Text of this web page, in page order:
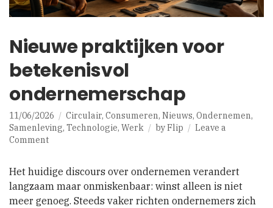
Nieuwe praktijken voor
betekenisvol
ondernemerschap
11/06/2026 Circulair, Consumeren, Nieuws, Ondernemen,
Samenleving, Technologie, Werk byFlip
Leave a
Commenton
voor
betekenisvol
ondernemerschap
Het huidige discours over ondernemen verandert
langzaam maar onmiskenbaar: winst alleen is niet
meer genoeg. Steeds vaker richten ondernemers zich